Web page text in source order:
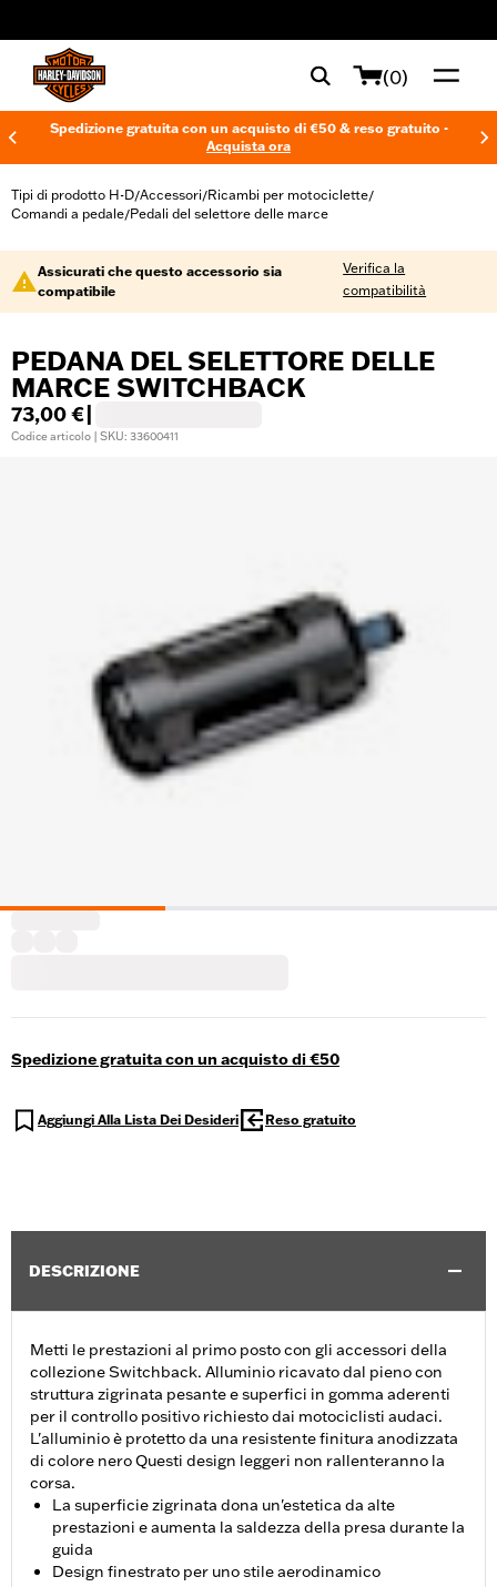
(0)
Spedizione gratuita con un acquisto di €50 & reso gratuito -
Acquista ora
Tipi di prodotto H-D/Accessori/Ricambi per motociclette/
Comandi a pedale/Pedali del selettore delle marce
Assicurati che questo accessorio sia
compatibile
Verifica la
compatibilità
PEDANA DEL SELETTORE DELLE
MARCE SWITCHBACK
73,00 €
Codice articolo | SKU: 33600411
Spedizione gratuita con un acquisto di €50
Aggiungi Alla Lista Dei Desideri Reso gratuito
DESCRIZIONE
Metti le prestazioni al primo posto con gli accessori della
collezione Switchback. Alluminio ricavato dal pieno con
struttura zigrinata pesante e superfici in gomma aderenti
per il controllo positivo richiesto dai motociclisti audaci.
L'alluminio è protetto da una resistente finitura anodizzata
di colore nero Questi design leggeri non rallenteranno la
corsa.
La superficie zigrinata dona un'estetica da alte
prestazioni e aumenta la saldezza della presa durante la
guida
Design finestrato per uno stile aerodinamico